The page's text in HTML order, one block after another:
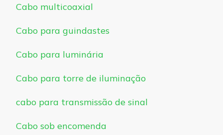
Cabo multicoaxial
Cabo para guindastes
Cabo para luminária
Cabo para torre de iluminação
cabo para transmissão de sinal
Cabo sob encomenda